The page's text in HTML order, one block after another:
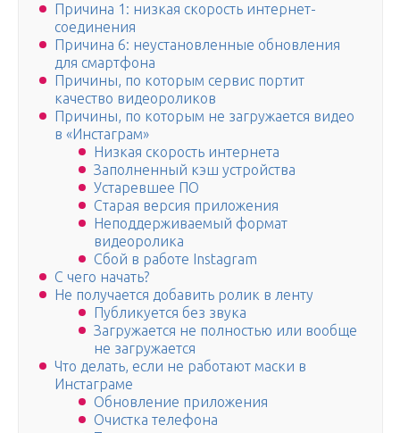
Причина 1: низкая скорость интернет-
соединения
Причина 6: неустановленные обновления
для смартфона
Причины, по которым сервис портит
качество видеороликов
Причины, по которым не загружается видео
в «Инстаграм»
Низкая скорость интернета
Заполненный кэш устройства
Устаревшее ПО
Старая версия приложения
Неподдерживаемый формат
видеоролика
Сбой в работе Instagram
С чего начать?
Не получается добавить ролик в ленту
Публикуется без звука
Загружается не полностью или вообще
не загружается
Что делать, если не работают маски в
Инстаграме
Обновление приложения
Очистка телефона